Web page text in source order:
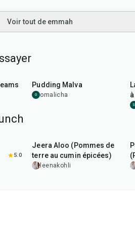
Voir tout de emmah
Pudding Malva
O omalicha
S
5.0
Jeera Aloo (Pommes de
terre au cumin épicées)
leenakohli